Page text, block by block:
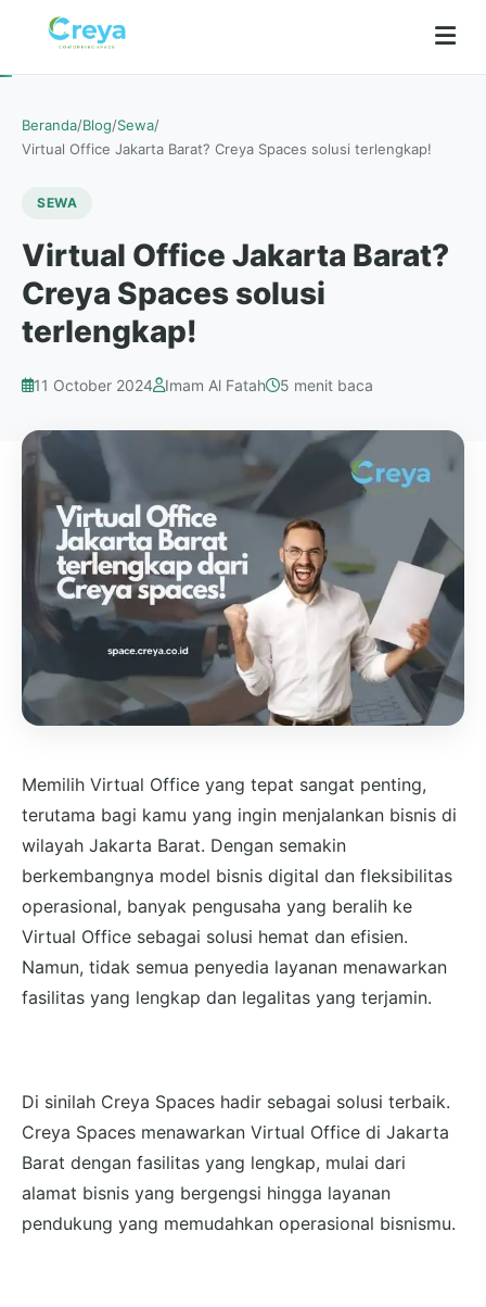
Beranda/Blog/Sewa/
Virtual Office Jakarta Barat? Creya Spaces solusi terlengkap!
SEWA
Virtual Office Jakarta Barat?
Creya Spaces solusi
terlengkap!
11 October 2024 Imam Al Fatah 5 menit baca
Memilih Virtual Office yang tepat sangat penting,
terutama bagi kamu yang ingin menjalankan bisnis di
wilayah Jakarta Barat. Dengan semakin
berkembangnya model bisnis digital dan fleksibilitas
operasional, banyak pengusaha yang beralih ke
Virtual Office sebagai solusi hemat dan efisien.
Namun, tidak semua penyedia layanan menawarkan
fasilitas yang lengkap dan legalitas yang terjamin.
Di sinilah Creya Spaces hadir sebagai solusi terbaik.
Creya Spaces menawarkan Virtual Office di Jakarta
Barat dengan fasilitas yang lengkap, mulai dari
alamat bisnis yang bergengsi hingga layanan
pendukung yang memudahkan operasional bisnismu.